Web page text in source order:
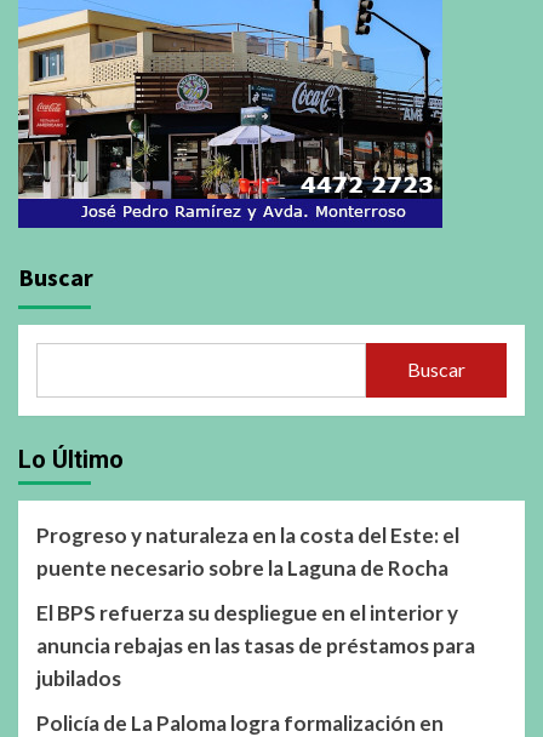
Buscar
Buscar
Lo Último
Progreso y naturaleza en la costa del Este: el
puente necesario sobre la Laguna de Rocha
El BPS refuerza su despliegue en el interior y
anuncia rebajas en las tasas de préstamos para
jubilados
Policía de La Paloma logra formalización en